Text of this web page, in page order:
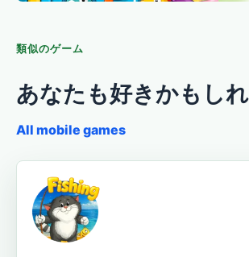
類似のゲーム
あなたも好きかもし
All mobile games